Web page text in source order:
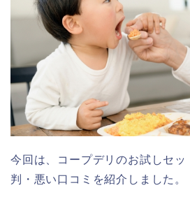
今回は、コープデリのお試しセ
判・悪い口コミを紹介しました。